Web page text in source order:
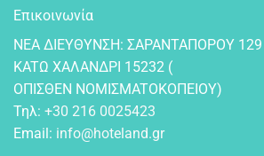
Επικοινωνία
NEA ΔIEYΘYNΣH: ΣAPANTAΠOPOY 129
KATΩ XAΛANΔPI 15232 (
OΠIΣΘEN NOMIΣMATOKOΠEIOY)
Τηλ: +30 216 0025423
Email: info@hoteland.gr